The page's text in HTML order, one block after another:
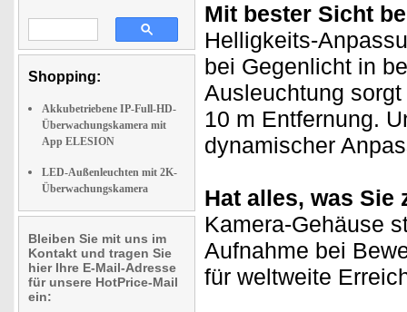
Shopping:
Akkubetriebene IP-Full-HD-
Überwachungskamera mit
App ELESION
LED-Außenleuchten mit 2K-
Überwachungskamera
Bleiben Sie mit uns im
Kontakt und tragen Sie
hier Ihre E-Mail-Adresse
für unsere HotPrice-Mail
ein:
Mit bester Sicht
Helligkeits-
bei Gegenlicht in
Ausleuchtung
10 m Entfernung.
dynamischer
Hat alles, was Sie
Kamera-Gehäuse
Aufnahme bei
für weltweite